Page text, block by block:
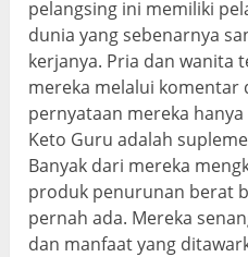
pelangsing ini memiliki
dunia yang sebenarnya
kerjanya. Pria dan wanita
mereka melalui komentar
pernyataan mereka
Keto Guru adalah
Banyak dari mereka
produk penurunan berat
pernah ada. Mereka
dan manfaat yang